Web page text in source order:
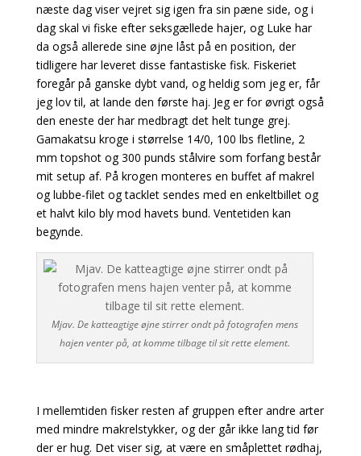
næste dag viser vejret sig igen fra sin pæne side, og i
dag skal vi fiske efter seksgællede hajer, og Luke har
da også allerede sine øjne låst på en position, der
tidligere har leveret disse fantastiske fisk. Fiskeriet
foregår på ganske dybt vand, og heldig som jeg er, får
jeglov til, at lande den første haj. Jeg er for øvrigt også
den eneste der har medbragt det helt tunge grej.
Gamakatsu kroge i størrelse 14/0, 100 lbs fletline, 2
mm topshot og 300 punds stålvire som forfang består
mit setup af. På krogen monteres en buffet af makrel
og lubbe-filet og tacklet sendes med en enkeltbillet og
et halvt kilo bly mod havets bund. Ventetiden kan
begynde.
Mjav. De katteagtige øjne stirrer ondt på fotografen mens
hajen venter på, at komme tilbage til sit rette element.
I mellemtiden fisker resten af gruppen efter andre arter
med mindre makrelstykker, og der går ikke lang tid før
der er hug. Det viser sig, at være en småplettet rødhaj,